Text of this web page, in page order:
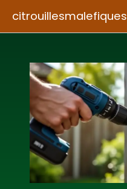
citrouillesmalefiques